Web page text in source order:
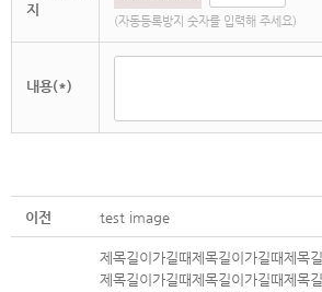
지
(자동등록방지 숫자를 입력해 주세요)
내용(*)
이전 test image
제목길이가길때제목길이가길때제목
제목길이가길때제목길이가길때제목